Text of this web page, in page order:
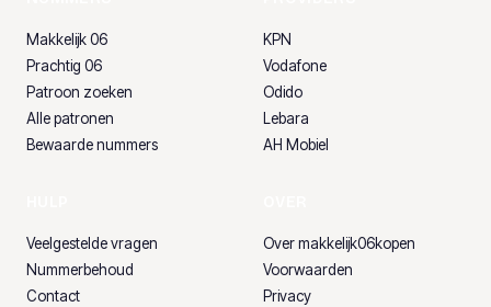
Makkelijk 06
Prachtig 06
Patroon zoeken
Alle patronen
Bewaarde nummers
KPN
Vodafone
Odido
Lebara
AH Mobiel
Veelgestelde vragen
Nummerbehoud
Contact
Over makkelijk06kopen
Voorwaarden
Privacy